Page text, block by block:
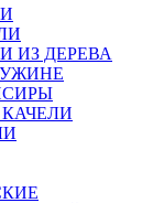
ИЗ ДЕРЕВА